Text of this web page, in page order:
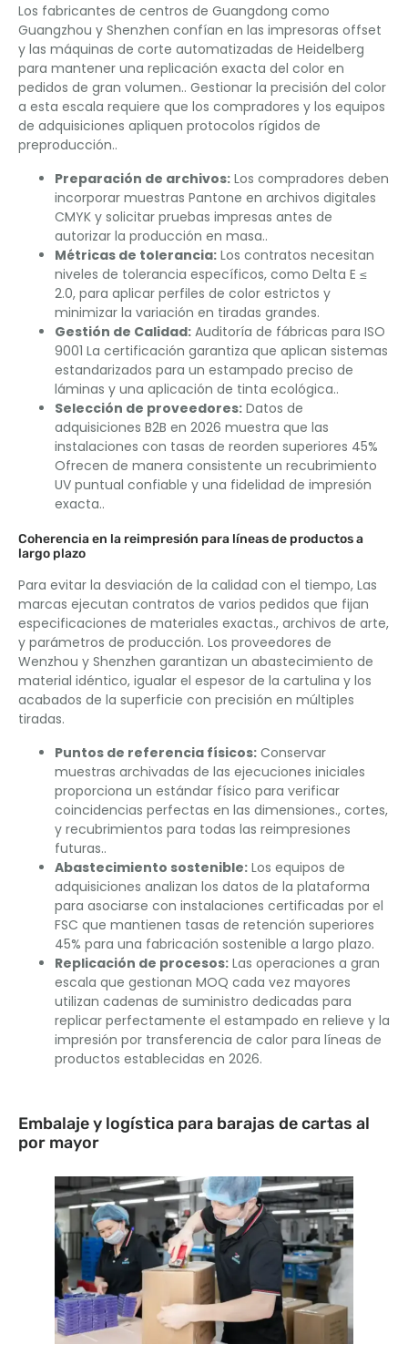
Los fabricantes de centros de Guangdong como
Guangzhou y Shenzhen confían en las impresoras offset
y las máquinas de corte automatizadas de Heidelberg
para mantener una replicación exacta del color en
pedidos de gran volumen.. Gestionar la precisión del color
a esta escala requiere que los compradores y los equipos
de adquisiciones apliquen protocolos rígidos de
preproducción..
Preparación de archivos: Los compradores deben
incorporar muestras Pantone en archivos digitales
CMYK y solicitar pruebas impresas antes de
autorizar la producción en masa..
Métricas de tolerancia: Los contratos necesitan
niveles de tolerancia específicos, como Delta E ≤
2.0, para aplicar perfiles de color estrictos y
minimizar la variación en tiradas grandes.
Gestión de Calidad: Auditoría de fábricas para ISO
9001 La certificación garantiza que aplican sistemas
estandarizados para un estampado preciso de
láminas y una aplicación de tinta ecológica..
Selección de proveedores: Datos de
adquisiciones B2B en 2026 muestra que las
instalaciones con tasas de reorden superiores 45%
Ofrecen de manera consistente un recubrimiento
UV puntual confiable y una fidelidad de impresión
exacta..
Coherencia en la reimpresión para líneas de productos a
largo plazo
Para evitar la desviación de la calidad con el tiempo, Las
marcas ejecutan contratos de varios pedidos que fijan
especificaciones de materiales exactas., archivos de arte,
y parámetros de producción. Los proveedores de
Wenzhou y Shenzhen garantizan un abastecimiento de
material idéntico, igualar el espesor de la cartulina y los
acabados de la superficie con precisión en múltiples
tiradas.
Puntos de referencia físicos: Conservar
muestras archivadas de las ejecuciones iniciales
proporciona un estándar físico para verificar
coincidencias perfectas en las dimensiones., cortes,
y recubrimientos para todas las reimpresiones
futuras..
Abastecimiento sostenible: Los equipos de
adquisiciones analizan los datos de la plataforma
para asociarse con instalaciones certificadas por el
FSC que mantienen tasas de retención superiores
45% para una fabricación sostenible a largo plazo.
Replicación de procesos: Las operaciones a gran
escala que gestionan MOQ cada vez mayores
utilizan cadenas de suministro dedicadas para
replicar perfectamente el estampado en relieve y la
impresión por transferencia de calor para líneas de
productos establecidas en 2026.
Embalaje y logística para barajas de cartas al
por mayor